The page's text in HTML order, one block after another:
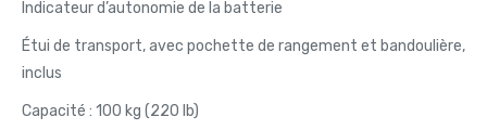
Indicateur d’autonomie de la batterie
Étui de transport, avec pochette de rangement et bandoulière,
inclus
Capacité : 100 kg (220 lb)